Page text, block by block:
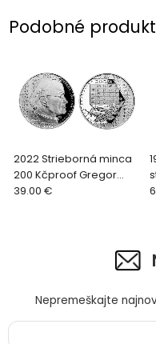
Podobné
2022 Strieborná minca
200 Kčproof Gregor
Mendel 200 kč
39.00 €
Nepremeškajte